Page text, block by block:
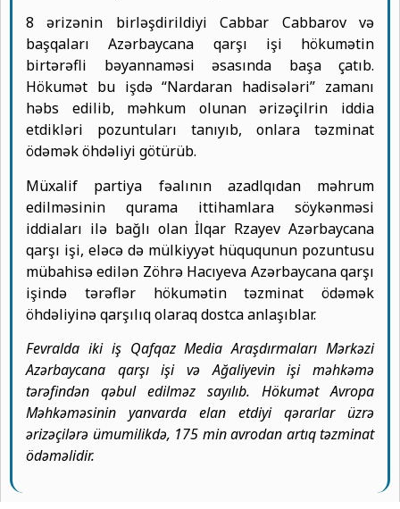
8 ərizənin birləşdirildiyi Cabbar Cabbarov və
başqaları Azərbaycana qarşı işi hökumətin
birtərəfli bəyannaməsi əsasında başa çatıb.
Hökumət bu işdə “Nardaran hadisələri” zamanı
həbs edilib, məhkum olunan ərizəçilrin iddia
etdikləri pozuntuları tanıyıb, onlara təzminat
ödəmək öhdəliyi götürüb.
Müxalif partiya fəalının azadlqıdan məhrum
edilməsinin qurama ittihamlara söykənməsi
iddiaları ilə bağlı olan İlqar Rzayev Azərbaycana
qarşı işi, eləcə də mülkiyyət hüququnun pozuntusu
mübahisə edilən Zöhrə Hacıyeva Azərbaycana qarşı
işində tərəflər hökumətin təzminat ödəmək
öhdəliyinə qarşılıq olaraq dostca anlaşıblar.
Fevralda iki iş Qafqaz Media Araşdırmaları Mərkəzi
Azərbaycana qarşı işi və Ağaliyevin işi məhkəmə
tərəfindən qəbul edilməz sayılıb. Hökumət Avropa
Məhkəməsinin yanvarda elan etdiyi qərarlar üzrə
ərizəçilərə ümumilikdə, 175 min avrodan artıq təzminat
ödəməlidir.